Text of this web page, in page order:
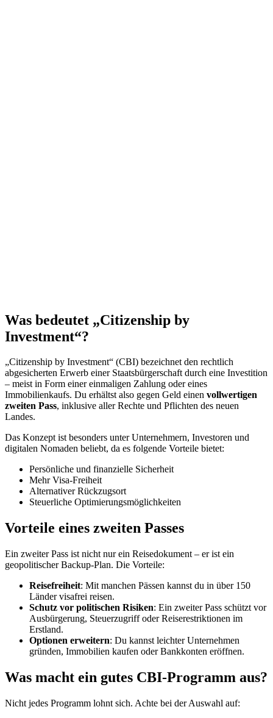
Was bedeutet „Citizenship by
Investment“?
„Citizenship by Investment“ (CBI) bezeichnet den rechtlich
abgesicherten Erwerb einer Staatsbürgerschaft durch eine Investition
– meist in Form einer einmaligen Zahlung oder eines
Immobilienkaufs. Du erhältst also gegen Geld einen vollwertigen
zweiten Pass, inklusive aller Rechte und Pflichten des neuen
Landes.
Das Konzept ist besonders unter Unternehmern, Investoren und
digitalen Nomaden beliebt, da es folgende Vorteile bietet:
Persönliche und finanzielle Sicherheit
Mehr Visa-Freiheit
Alternativer Rückzugsort
Steuerliche Optimierungsmöglichkeiten
Vorteile eines zweiten Passes
Ein zweiter Pass ist nicht nur ein Reisedokument – er ist ein
geopolitischer Backup-Plan. Die Vorteile:
Reisefreiheit: Mit manchen Pässen kannst du in über 150
Länder visafrei reisen.
Schutz vor politischen Risiken: Ein zweiter Pass schützt vor
Ausbürgerung, Steuerzugriff oder Reiserestriktionen im
Erstland.
Optionen erweitern: Du kannst leichter Unternehmen
gründen, Immobilien kaufen oder Bankkonten eröffnen.
Was macht ein gutes CBI-Programm aus?
Nicht jedes Programm lohnt sich. Achte bei der Auswahl auf: